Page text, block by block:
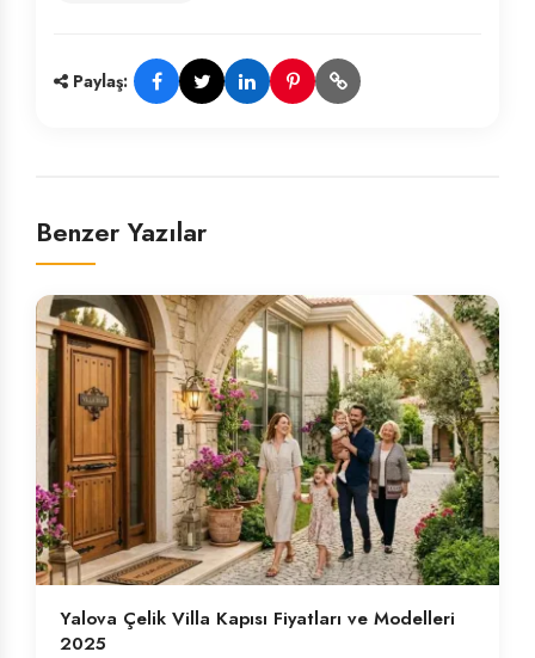
Paylaş:
Benzer Yazılar
Yalova Çelik Villa Kapısı Fiyatları ve Modelleri
2025